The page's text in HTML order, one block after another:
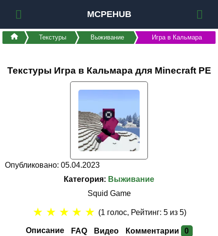
MCPEHUB
Текстуры Выживание Игра в Кальмара
Текстуры Игра в Кальмара для Minecraft PE
Опубликовано: 05.04.2023
Категория: Выживание
Squid Game
Описание FAQ Видео Комментарии 0
★ ★ ★ ★ ★ (1 голос, Рейтинг:5 из 5)